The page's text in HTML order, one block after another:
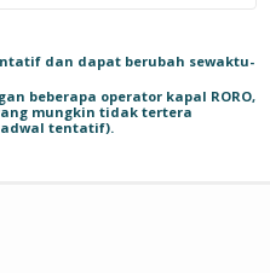
dan dapat berubah sewaktu-
beberapa operator kapal RORO,
mungkin tidak tertera
tentatif).